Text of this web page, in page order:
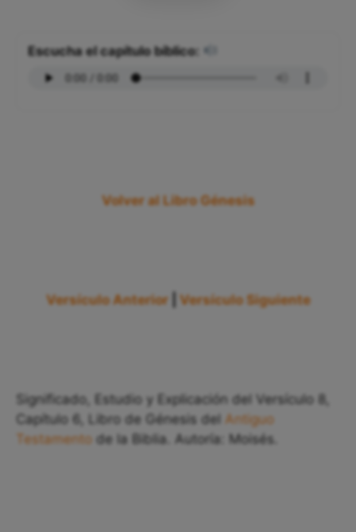
Escucha el capítulo bíblico:
Volver al Libro Génesis
Versículo Anterior Versículo Siguiente
Significado, Estudio y Explicación del Versículo 8,
Capítulo 6, Libro de Génesis del Antiguo
Testamento de la Biblia. Autoría: Moisés.